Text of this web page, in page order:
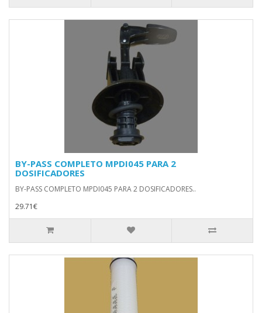
BY-PASS COMPLETO MPDI045 PARA 2
DOSIFICADORES
BY-PASS COMPLETO MPDI045 PARA 2 DOSIFICADORES..
29.71€